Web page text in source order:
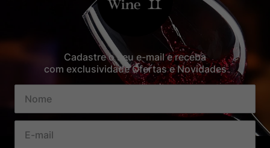
Cadastre o seu e-mail e receba
com exclusividade Ofertas e Novidades